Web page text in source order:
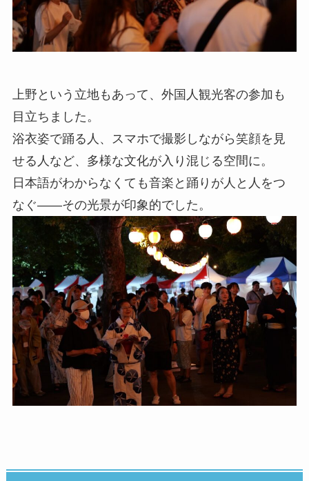
上野という立地もあって、外国人観光客の参加も
目立ちました。
浴衣姿で踊る人、スマホで撮影しながら笑顔を見
せる人など、多様な文化が入り混じる空間に。
日本語がわからなくても音楽と踊りが人と人をつ
なぐ——その光景が印象的でした。